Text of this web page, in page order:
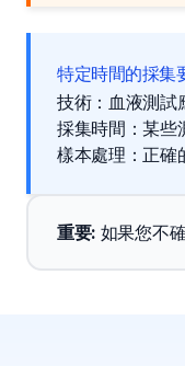
特定時間的採集
技術：血液測試
採集時間：某些
樣本處理：正確
重要: 如果您不